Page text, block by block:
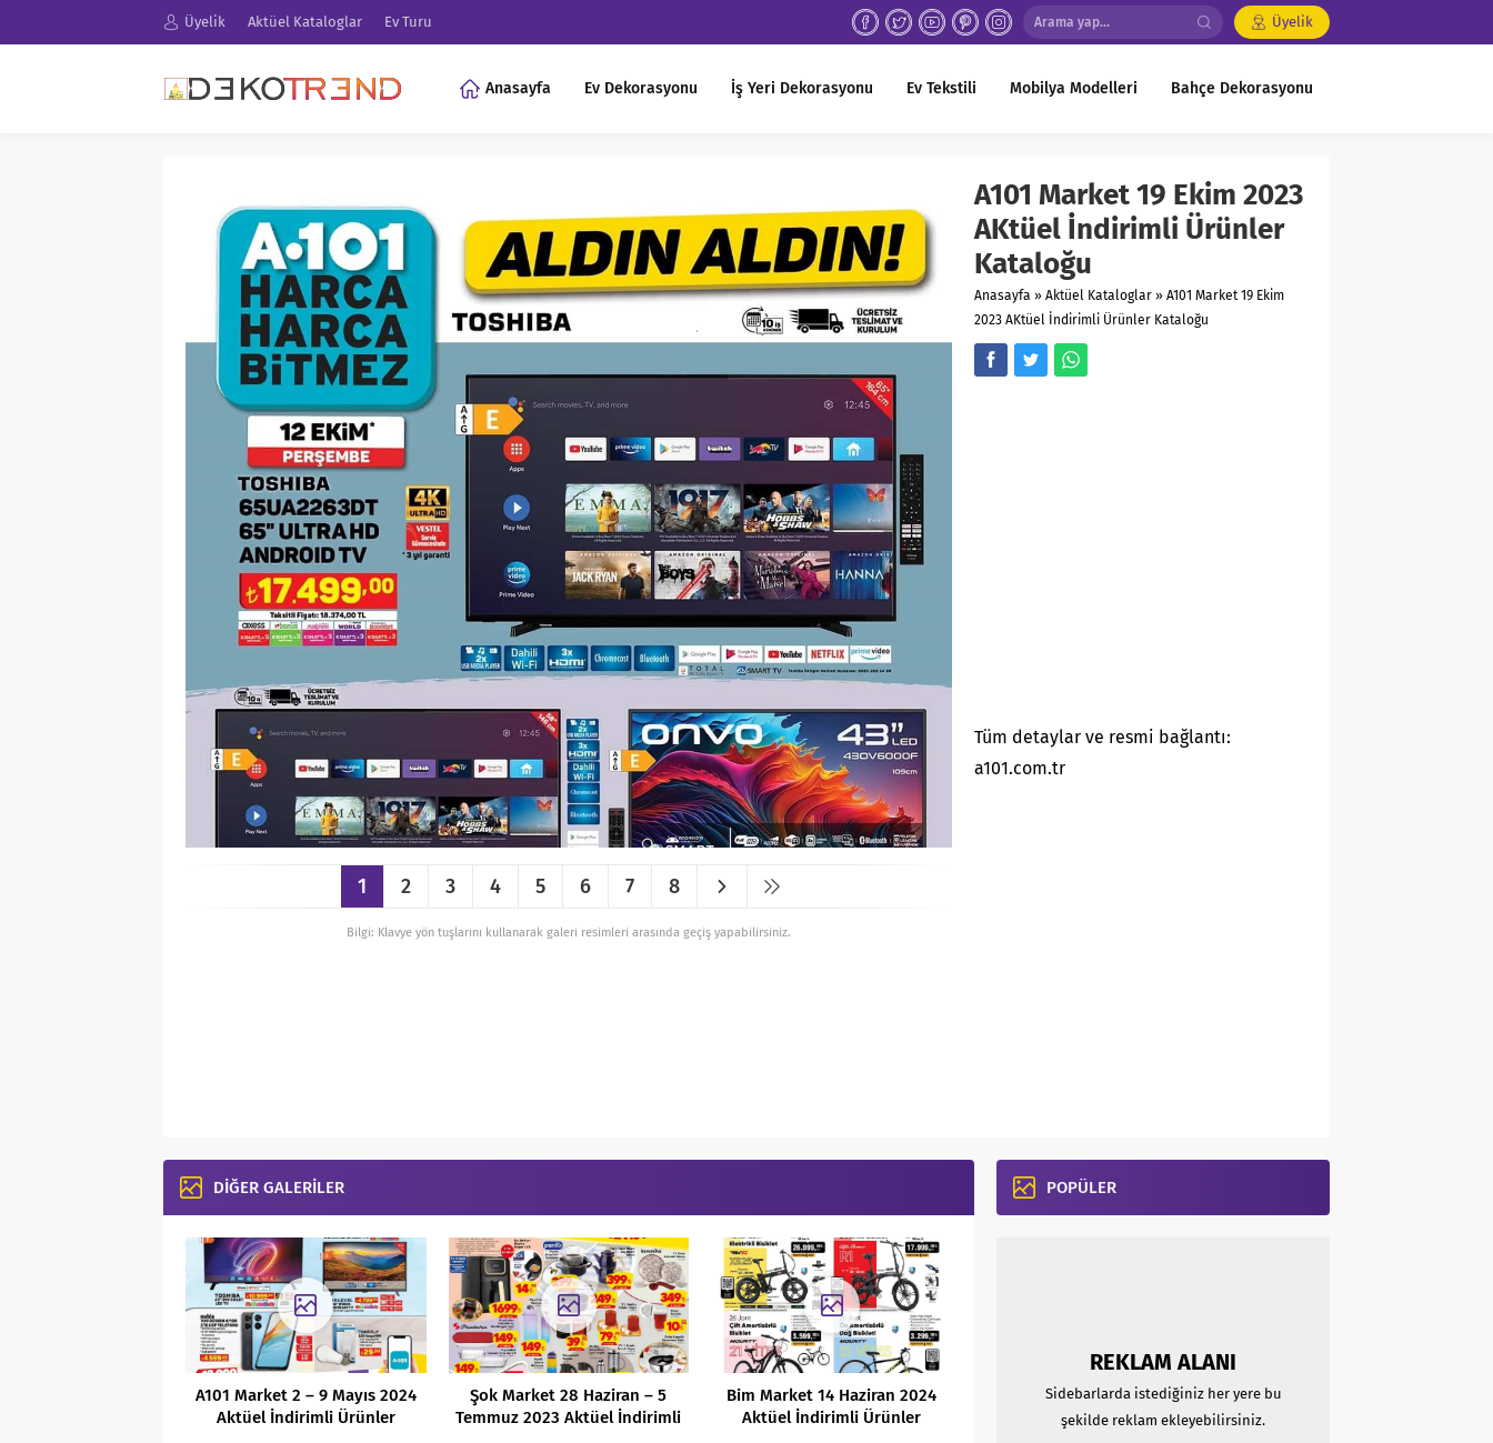
Üyelik Aktüel Kataloglar Ev Turu Üyelik
Anasayfa Ev Dekorasyonu İş Yeri Dekorasyonu Ev Tekstili Mobilya Modelleri Bahçe Dekorasyonu
1 2 3 4 5 6 7 8
Bilgi: Klavye yön tuşlarını kullanarak galeri resimleri arasında geçiş yapabilirsiniz.
A101 Market 19 Ekim 2023
AKtüel İndirimli Ürünler
Kataloğu
Anasayfa » Aktüel Kataloglar » A101 Market 19 Ekim
2023 AKtüel İndirimli Ürünler Kataloğu
Tüm detaylar ve resmi bağlantı:
a101.com.tr
DİĞER GALERİLER
A101 Market 2 – 9 Mayıs 2024
Aktüel İndirimli Ürünler
Şok Market 28 Haziran – 5
Temmuz 2023 Aktüel İndirimli
Bim Market 14 Haziran 2024
Aktüel İndirimli Ürünler
POPÜLER
REKLAM ALANI
Sidebarlarda istediğiniz her yere bu
şekilde reklam ekleyebilirsiniz.